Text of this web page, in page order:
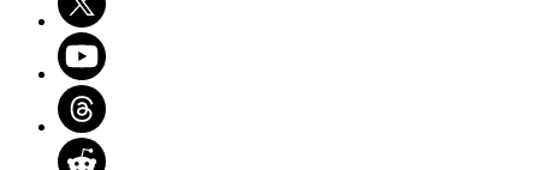
Youtube
Threads
Reddit